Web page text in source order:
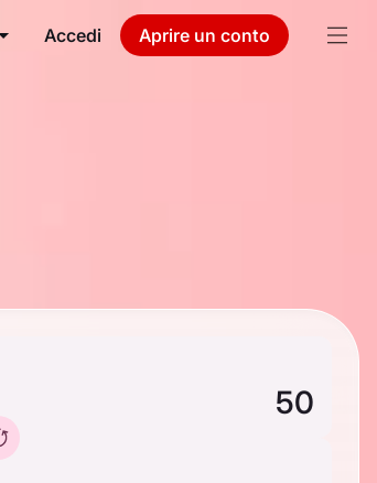
Accedi Aprire un conto